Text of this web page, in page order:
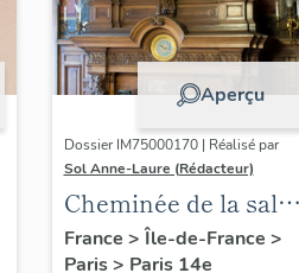
Aperçu
Dossier IM75000170 | Réalisé par
Sol Anne-Laure (Rédacteur)
Cheminée de la salle
des mariages
France > Île-de-France >
Paris> Paris 14e